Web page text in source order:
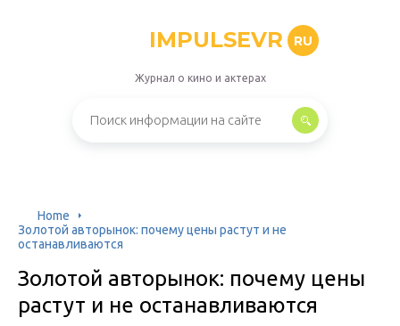
IMPULSEVR RU
Журнал о кино и актерах
Home
Золотой авторынок: почему цены растут и не
останавливаются
Золотой авторынок: почему цены
растут и не останавливаются